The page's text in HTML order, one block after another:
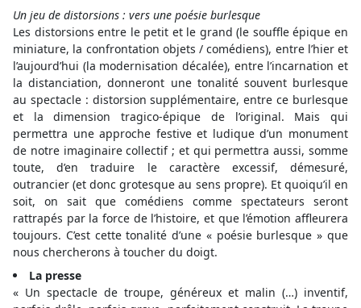
Un jeu de distorsions : vers une poésie burlesque
Les distorsions entre le petit et le grand (le souffle épique en
miniature, la confrontation objets / comédiens), entre l’hier et
l’aujourd’hui (la modernisation décalée), entre l’incarnation et
la distanciation, donneront une tonalité souvent burlesque
au spectacle : distorsion supplémentaire, entre ce burlesque
et la dimension tragico-épique de l’original. Mais qui
permettra une approche festive et ludique d’un monument
de notre imaginaire collectif ; et qui permettra aussi, somme
toute, d’en traduire le caractère excessif, démesuré,
outrancier (et donc grotesque au sens propre). Et quoiqu’il en
soit, on sait que comédiens comme spectateurs seront
rattrapés par la force de l’histoire, et que l’émotion affleurera
toujours. C’est cette tonalité d’une « poésie burlesque » que
nous chercherons à toucher du doigt.
La presse
« Un spectacle de troupe, généreux et malin (…) inventif,